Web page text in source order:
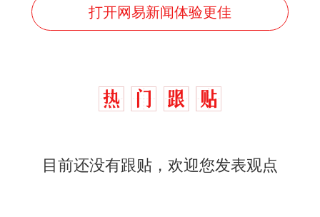
打开网易新闻体验更佳
目前还没有跟贴，欢迎您发表观点